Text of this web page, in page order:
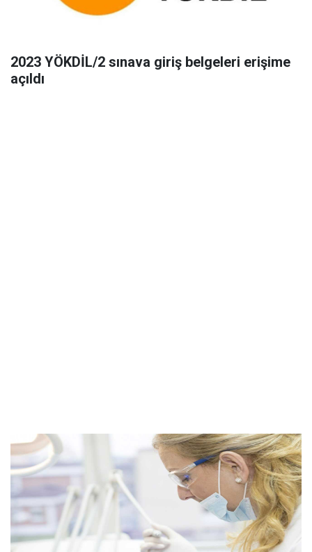
2023 YÖKDİL/2 sınava giriş belgeleri erişime
açıldı